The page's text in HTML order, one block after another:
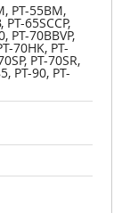
PT-55BM,
PT-65SCCP,
PT-70BBVP,
70HK, PT-
PT-70SR,
PT-90, PT-